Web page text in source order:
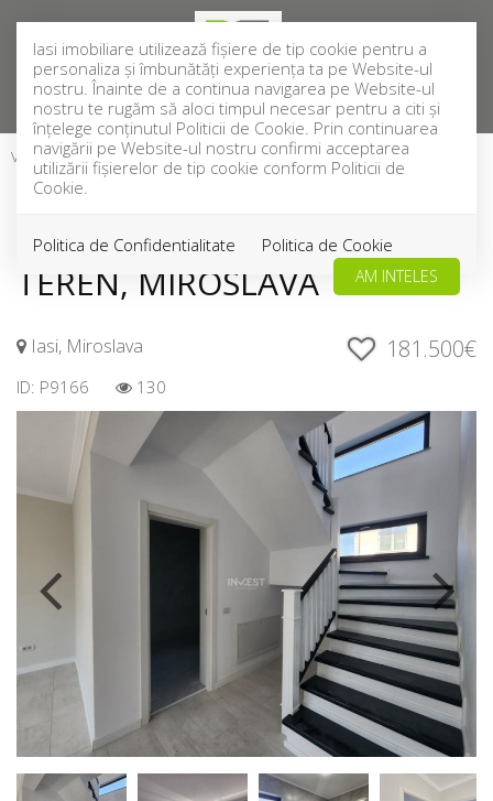
Iasi imobiliare utilizează fişiere de tip cookie pentru a
personaliza și îmbunătăți experiența ta pe Website-ul
nostru. Înainte de a continua navigarea pe Website-ul
nostru te rugăm să aloci timpul necesar pentru a citi și
înțelege conținutul Politicii de Cookie. Prin continuarea
navigării pe Website-ul nostru confirmi acceptarea
utilizării fişierelor de tip cookie conform Politicii de
Cookie.
Politica de Confidentialitate Politica de Cookie
AM INTELES
Vanzare Case Iasi Miroslava
CASA PREMIUM 4 CAMERE, 2
BAI, 115 MP UTILI, 300 MP
TEREN, MIROSLAVA
Iasi, Miroslava 181.500€
ID: P9166 130